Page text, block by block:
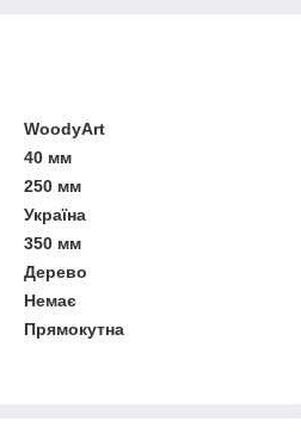
WoodyArt
40 мм
250 мм
Україна
350 мм
Дерево
Немає
Прямокутна